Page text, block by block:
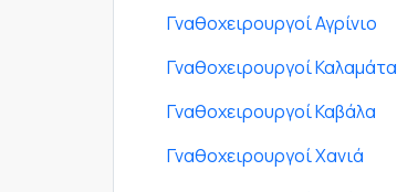
Γναθοχειρουργοί Αγρίνιο
Γναθοχειρουργοί Καλαμάτα
Γναθοχειρουργοί Καβάλα
Γναθοχειρουργοί Χανιά